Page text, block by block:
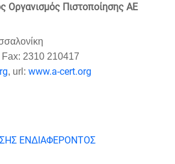
Οργανισμός Πιστοποίησης ΑΕ
2310 210417
, url: www.a-cert.org
ΕΝΔΙΑΦΕΡΟΝΤΟΣ